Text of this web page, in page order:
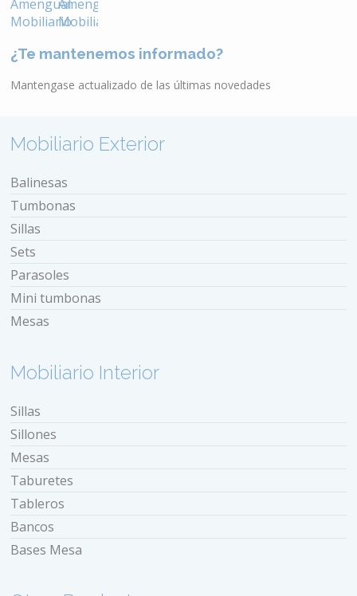
¿Te mantenemos informado?
Mantengase actualizado de las últimas novedades
Mobiliario Exterior
Balinesas
Tumbonas
Sillas
Sets
Parasoles
Mini tumbonas
Mesas
Mobiliario Interior
Sillas
Sillones
Mesas
Taburetes
Tableros
Bancos
Bases Mesa